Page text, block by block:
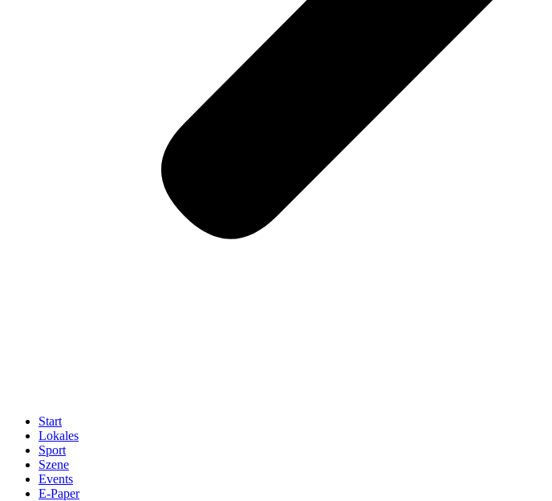
Start
Lokales
Sport
Szene
Events
E-Paper